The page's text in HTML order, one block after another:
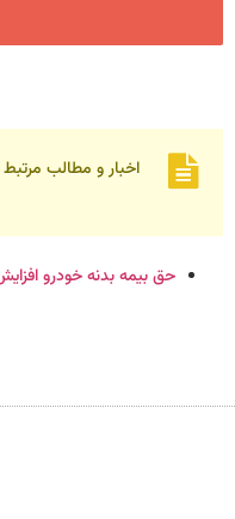
اخبار و مطالب مرتبط
حق بیمه بدنه خودرو